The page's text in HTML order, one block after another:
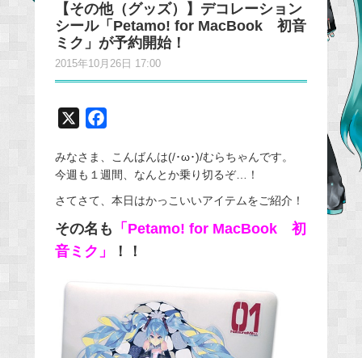
【その他（グッズ）】デコレーション
シール「Petamo! for MacBook 初音
ミク」が予約開始！
2015年10月26日 17:00
c
e
b
o
みなさま、こんばんは(/･ω･)/むらちゃんです。
今週も１週間、なんとか乗り切るぞ…！
さてさて、本日はかっこいいアイテムをご紹介！
その名も 「Petamo! for MacBook 初
音ミク」
！！